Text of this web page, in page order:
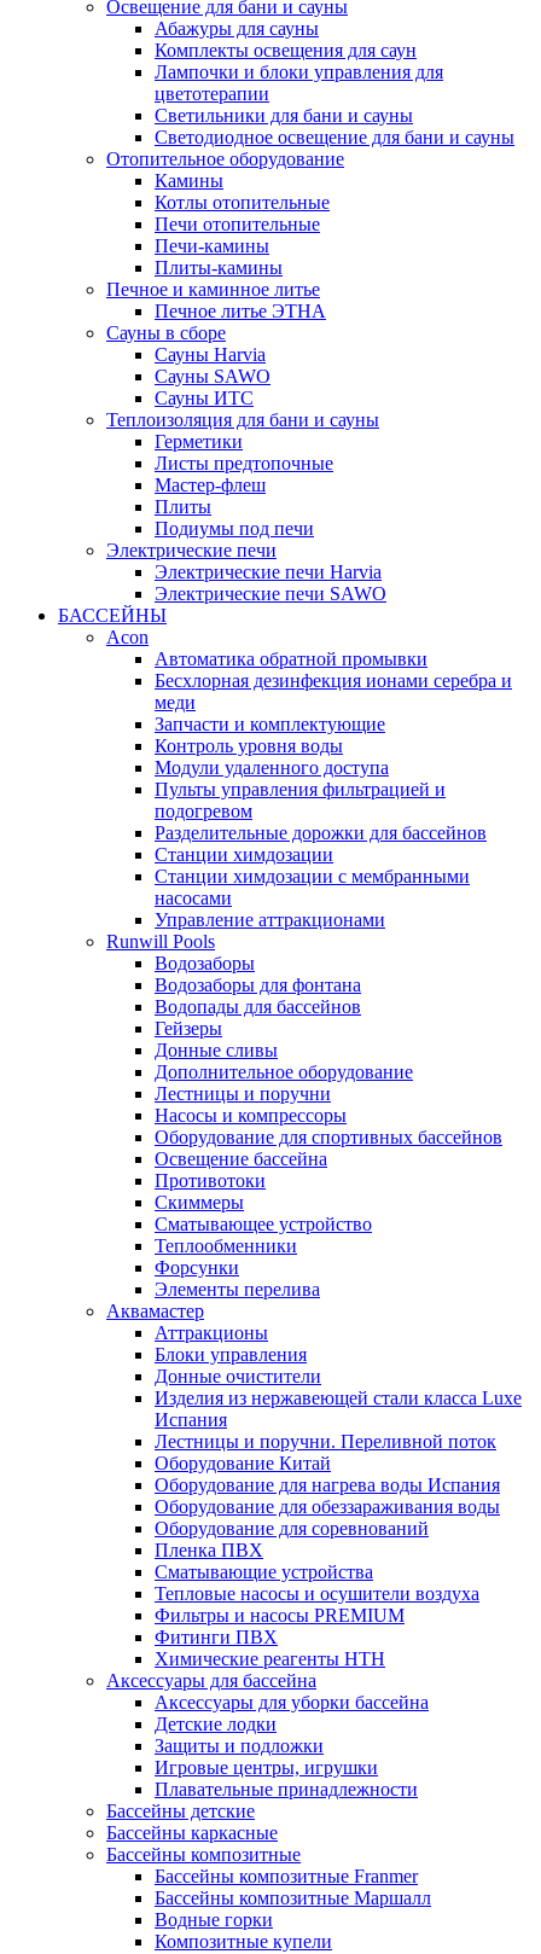
Освещение для бани и сауны
Абажуры для сауны
Комплекты освещения для саун
Лампочки и блоки управления для
цветотерапии
Светильники для бани и сауны
Светодиодное освещение для бани и сауны
Отопительное оборудование
Камины
Котлы отопительные
Печи отопительные
Печи-камины
Плиты-камины
Печное и каминное литье
Печное литье ЭТНА
Сауны в сборе
Cауны Harvia
Сауны SAWO
Сауны ИТС
Теплоизоляция для бани и сауны
Герметики
Листы предтопочные
Мастер-флеш
Плиты
Подиумы под печи
Электрические печи
Электрические печи Harvia
Электрические печи SAWO
БАССЕЙНЫ
Acon
Автоматика обратной промывки
Беcхлорная дезинфекция ионами серебра и
меди
Запчасти и комплектующие
Контроль уровня воды
Модули удаленного доступа
Пульты управления фильтрацией и
подогревом
Разделительные дорожки для бассейнов
Станции химдозации
Станции химдозации с мембранными
насосами
Управление аттракционами
Runwill Pools
Водозаборы
Водозаборы для фонтана
Водопады для бассейнов
Гейзеры
Донные сливы
Дополнительное оборудование
Лестницы и поручни
Насосы и компрессоры
Оборудование для спортивных бассейнов
Освещение бассейна
Противотоки
Скиммеры
Сматывающее устройство
Теплообменники
Форсунки
Элементы перелива
Аквамастер
Аттракционы
Блоки управления
Донные очистители
Изделия из нержавеющей стали класса Luxe
Испания
Лестницы и поручни. Переливной поток
Оборудование Китай
Оборудование для нагрева воды Испания
Оборудование для обеззараживания воды
Оборудование для соревнований
Пленка ПВХ
Сматывающие устройства
Тепловые насосы и осушители воздуха
Фильтры и насосы PREMIUM
Фитинги ПВХ
Химические реагенты HTH
Аксессуары для бассейна
Аксессуары для уборки бассейна
Детские лодки
Защиты и подложки
Игровые центры, игрушки
Плавательные принадлежности
Бассейны детские
Бассейны каркасные
Бассейны композитные
Бассейны композитные Franmer
Бассейны композитные Маршалл
Водные горки
Композитные купели